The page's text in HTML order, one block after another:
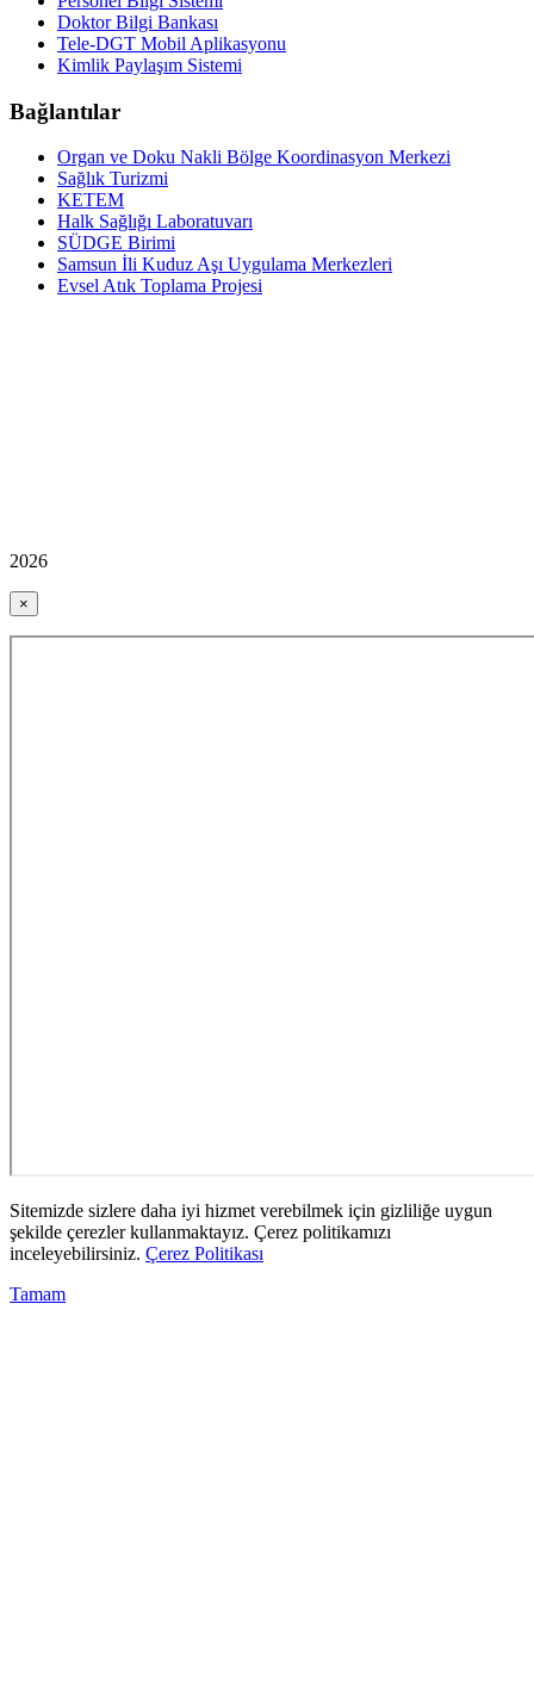
Doktor Bilgi Bankası
Tele-DGT Mobil Aplikasyonu
Kimlik Paylaşım Sistemi
Bağlantılar
Organ ve Doku Nakli Bölge Koordinasyon Merkezi
Sağlık Turizmi
KETEM
Halk Sağlığı Laboratuvarı
SÜDGE Birimi
Samsun İli Kuduz Aşı Uygulama Merkezleri
Evsel Atık Toplama Projesi
2026
×
Sitemizde sizlere daha iyi hizmet verebilmek için gizliliğe uygun
şekilde çerezler kullanmaktayız. Çerez politikamızı
inceleyebilirsiniz. Çerez Politikası
Tamam